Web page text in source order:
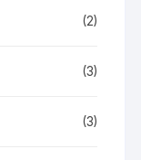
(2)
(3)
(3)